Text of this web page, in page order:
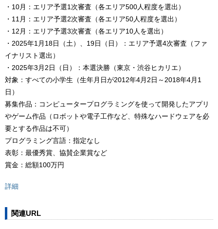
・10月：エリア予選1次審査（各エリア500人程度を選出）
・11月：エリア予選2次審査（各エリア50人程度を選出）
・12月：エリア予選3次審査（各エリア10人を選出）
・2025年1月18日（土）、19日（日）：エリア予選4次審査（ファ
イナリスト選出）
・2025年3月2日（日）：本選決勝（東京・渋谷ヒカリエ）
対象：すべての小学生（生年月日が2012年4月2日～2018年4月1
日）
募集作品：コンピュータープログラミングを使って開発したアプリ
やゲーム作品（ロボットや電子工作など、特殊なハードウェアを必
要とする作品は不可）
プログラミング言語：指定なし
表彰：最優秀賞、協賛企業賞など
賞金：総額100万円
詳細
関連URL